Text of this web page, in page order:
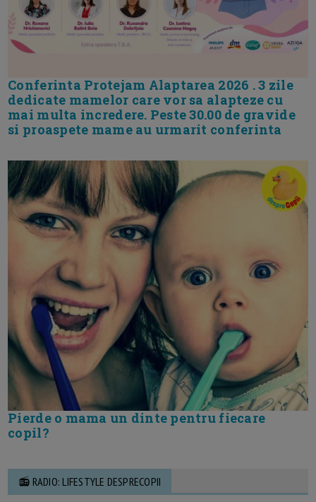
Conferinta Protejam Alaptarea 2026 . 3 zile
dedicate mamelor care vor sa alapteze cu
mai multa incredere. Peste 30.00 de gravide
si proaspete mame au urmarit conferinta
Pierde o mama un dinte pentru fiecare
copil?
📻 RADIO: LIFESTYLE DESPRECOPII